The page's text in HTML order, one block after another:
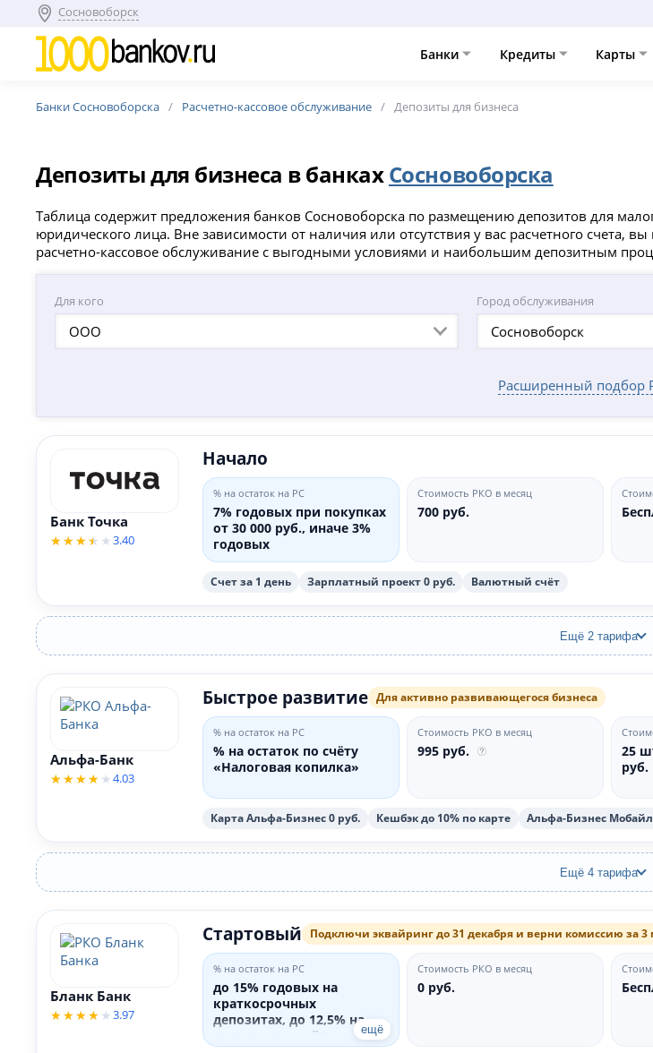
Сосновоборск
Банки Кредиты Карты
Банки Сосновоборска Расчетно-кассовое обслуживание Депозиты для бизнеса
Депозиты для бизнеса в банкахСосновоборска
Таблица содержит предложения банков Сосновоборска по размещению депозитов для
юридического лица. Вне зависимости от наличия или отсутствия у вас расчетного счета,
расчетно-кассовое обслуживание с выгодными условиями и наибольшим депозитным
Для кого
ООО
Город обслуживания
Расширенный подбор
Банк Точка
3.40
Начало
% на остаток на РС
7% годовых при покупках
от 30 000 руб., иначе 3%
годовых
Стоимость РКО в месяц
700 руб.
Счет за 1 день Зарплатный проект 0 руб. Валютный счёт
Ещё 2 тарифа
Альфа-Банк
4.03
Быстрое развитие Для активно развивающегося бизнеса
% на остаток на РС
% на остаток по счёту
«Налоговая копилка»
Стоимость РКО в месяц
995 руб.
25
руб.
Карта Альфа-Бизнес 0 руб. Кешбэк до 10% по карте Альфа-Бизнес Мобайл
Ещё 4 тарифа
Бланк Банк
3.97
Стартовый Подключи эквайринг до 31 декабря и верни комиссию за 3
% на остаток на РС
до 15% годовых на
краткосрочных
депозитах, до 12,5% на
вкладе-овернайте
ещё
Стоимость РКО в месяц
0 руб.